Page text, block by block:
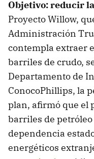
Objetivo: reducir
Proyecto Willow,
Administración
contempla extraer
barriles de crudo,
Departamento de
ConocoPhillips, la
plan, afirmó que el
barriles de
dependencia
energéticos